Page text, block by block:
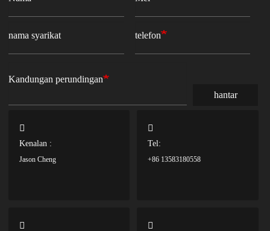
nama syarikat telefon
Kandungan perundingan
hantar
Kenalan :
Jason Cheng
Tel:
+86 13583180558